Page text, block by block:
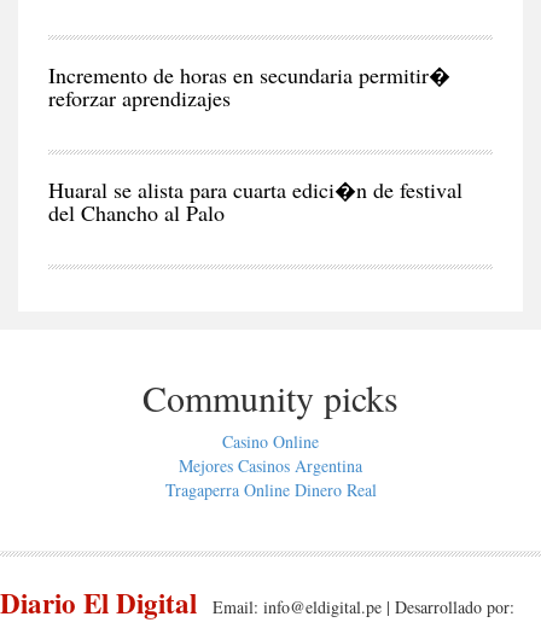
Incremento de horas en secundaria permitir�
reforzar aprendizajes
Huaral se alista para cuarta edici�n de festival
del Chancho al Palo
Community picks
Casino Online
Mejores Casinos Argentina
Tragaperra Online Dinero Real
Diario El Digital Email: info@eldigital.pe | Desarrollado por: